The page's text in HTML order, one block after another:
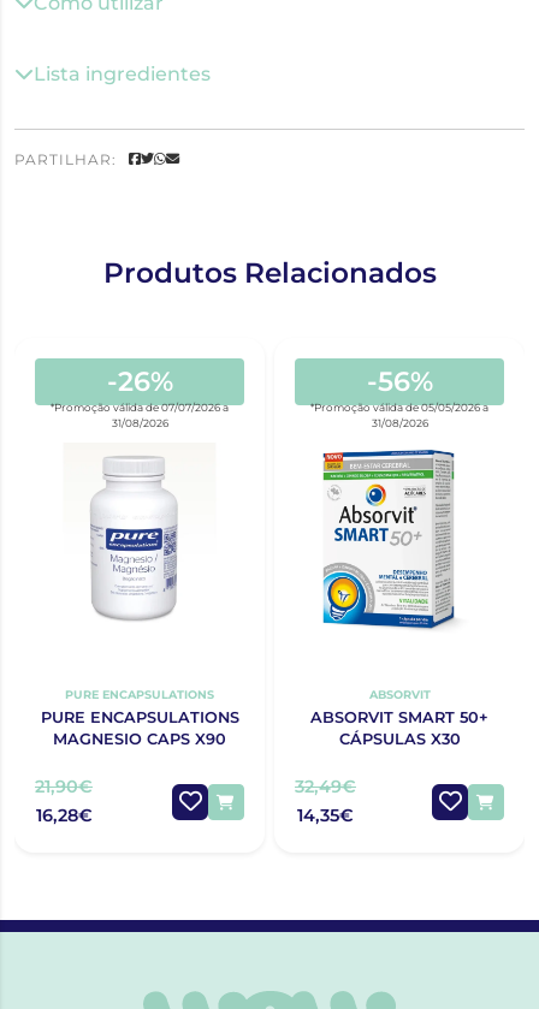
Lista ingredientes
PARTILHAR:
Produtos Relacionados
-26%
*Promoção válida de 07/07/2026 a
31/08/2026
PURE ENCAPSULATIONS
PURE ENCAPSULATIONS
MAGNESIO CAPS X90
21,90€
16,28€
-56%
*Promoção válida de 05/05/2026 a
31/08/2026
ABSORVIT
ABSORVIT SMART 50+
CÁPSULAS X30
32,49€
14,35€